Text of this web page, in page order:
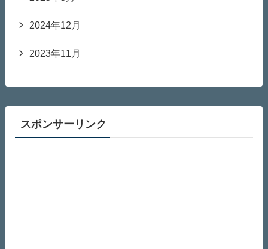
2024年12月
2023年11月
スポンサーリンク